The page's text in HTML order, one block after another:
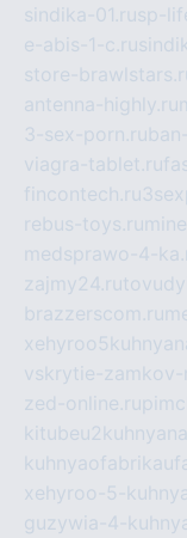
sindika-01.rusp-
e-abis-1-c.ru
store-
antenna-highly.ru
3-sex-porn.ru
viagra-tablet.ru
fincontech.ru
rebus-toys.ru
medsprawo-4-
zajmy24.ru
brazzerscom.ru
vskrytie-zamkov-
zed-online.ru
xehyroo-5-
guzywia-4-